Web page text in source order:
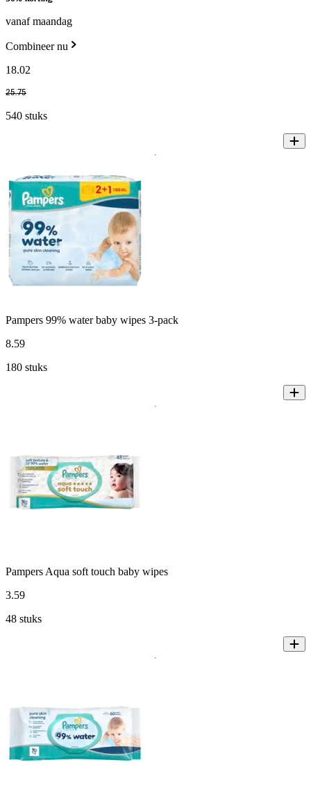
vanaf maandag
Combineer nu
18.02
25.75
540 stuks
Pampers 99% water baby wipes 3-pack
8.59
180 stuks
Pampers Aqua soft touch baby wipes
3.59
48 stuks